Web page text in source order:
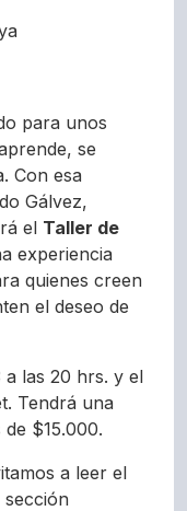
para unos
se
Con esa
Gálvez,
el Taller de
experiencia
quienes creen
el deseo de
a las 20 hrs. y el
Tendrá una
$15.000.
a leer el